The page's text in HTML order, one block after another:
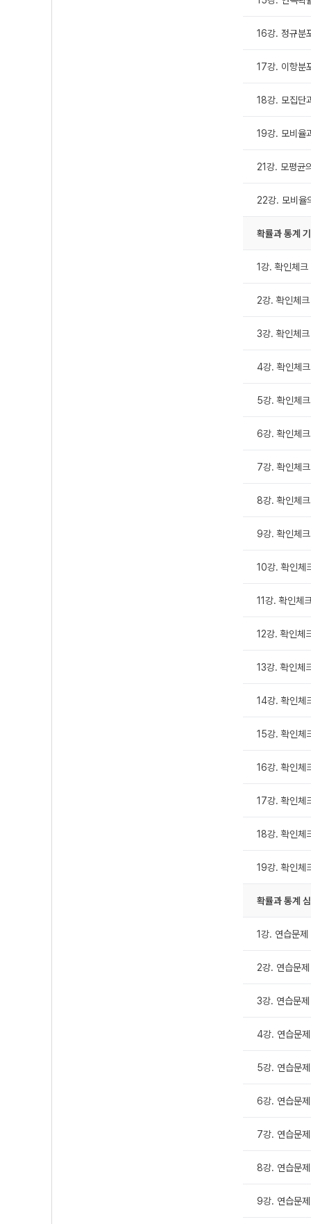
16강. 정규분
17강. 이항분
18강. 모집단
19강. 모비율
21강. 모평균
22강. 모비율
확률과 통계
1강. 확인체크
2강. 확인체
3강. 확인체
4강. 확인체
5강. 확인체
6강. 확인체
7강. 확인체
8강. 확인체
9강. 확인체
10강. 확인체
11강. 확인체
12강. 확인
13강. 확인
14강. 확인
15강. 확인체
16강. 확인
17강. 확인
18강. 확인
19강. 확인
확률과 통계
1강. 연습문
2강. 연습문
3강. 연습문
4강. 연습문
5강. 연습문
6강. 연습문
7강. 연습문
8강. 연습문
9강. 연습문